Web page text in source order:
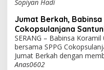
Sopiyan Hadi
Jumat Berkah,
Cokopsulanjana
SERANG – Babinsa
bersama SPPG
Jumat Berkah dengan
Anas0602